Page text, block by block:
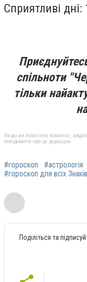
Сприятливi днi:
спільноти
тільки
Якщо ви помітили помилку,
повідомити про це редакцію
#гороскоп #астрологія
#гороскоп для всіх
Поділіться та